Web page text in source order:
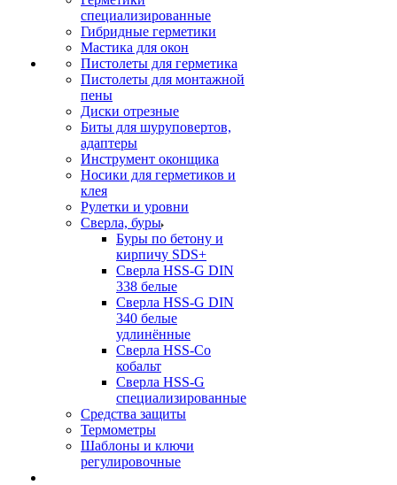
специализированные
Гибридные герметики
Мастика для окон
Пистолеты для герметика
Пистолеты для монтажной
пены
Диски отрезные
Биты для шуруповертов,
адаптеры
Инструмент оконщика
Носики для герметиков и
клея
Рулетки и уровни
Сверла, буры
Буры по бетону и
кирпичу SDS+
Сверла HSS-G DIN
338 белые
Сверла HSS-G DIN
340 белые
удлинённые
Сверла HSS-Co
кобальт
Сверла HSS-G
специализированные
Средства защиты
Термометры
Шаблоны и ключи
регулировочные